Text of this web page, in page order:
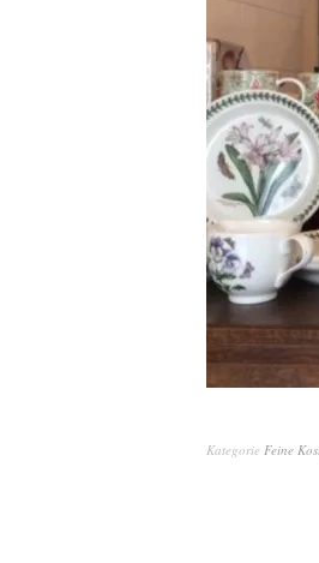
Kategorie Feine